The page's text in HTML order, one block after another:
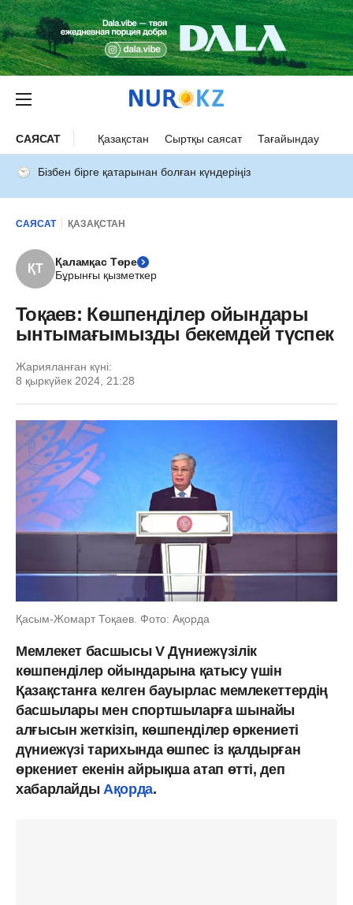
САЯСАТ Қазақстан Сыртқы саясат Тағайындау
Бізбен бірге қатарынан болған күндеріңіз
САЯСАТ ҚАЗАҚСТАН
ҚТ
Қаламқас Төре
Бұрынғы қызметкер
Тоқаев: Көшпенділер ойындары
ынтымағымызды бекемдей түспек
Жарияланған күні:
8 қыркүйек 2024, 21:28
Қасым-Жомарт Тоқаев. Фото: Ақорда
Мемлекет басшысы V Дүниежүзілік
көшпенділер ойындарына қатысу үшін
Қазақстанға келген бауырлас мемлекеттердің
басшылары мен спортшыларға шынайы
алғысын жеткізіп, көшпенділер өркениеті
дүниежүзі тарихында өшпес із қалдырған
өркениет екенін айрықша атап өтті, деп
хабарлайды Ақорда.